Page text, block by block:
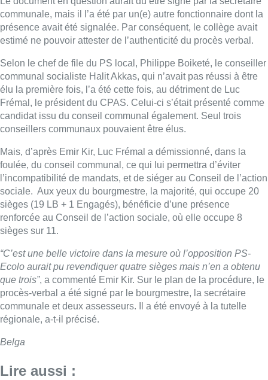
communale, mais il l’a été par un(e) autre fonctionnaire dont la
présence avait été signalée. Par conséquent, le collège avait
estimé ne pouvoir attester de l’authenticité du procès verbal.
Selon le chef de file du PS local, Philippe Boiketé, le conseiller
communal socialiste Halit Akkas, qui n’avait pas réussi à être
élu la première fois, l’a été cette fois, au détriment de Luc
Frémal, le président du CPAS. Celui-ci s’était présenté comme
candidat issu du conseil communal également. Seul trois
conseillers communaux pouvaient être élus.
Mais, d’après Emir Kir, Luc Frémal a démissionné, dans la
foulée, du conseil communal, ce qui lui permettra d’éviter
l’incompatibilité de mandats, et de siéger au Conseil de l’action
sociale. Aux yeux du bourgmestre, la majorité, qui occupe 20
sièges (19 LB + 1 Engagés), bénéficie d’une présence
renforcée au Conseil de l’action sociale, où elle occupe 8
sièges sur 11.
“C’est une belle victoire dans la mesure où l’opposition PS-
Ecolo aurait pu revendiquer quatre sièges mais n’en a obtenu
que trois”, a commenté Emir Kir. Sur le plan de la procédure, le
procès-verbal a été signé par le bourgmestre, la secrétaire
communale et deux assesseurs. Il a été envoyé à la tutelle
régionale, a-t-il précisé.
Belga
Lire aussi :